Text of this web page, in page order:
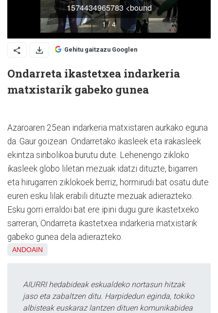
Gehitu gaitzazu Googlen
Ondarreta ikastetxea indarkeria
matxistarik gabeko gunea
Azaroaren 25ean indarkeria matxistaren aurkako eguna
da. Gaur goizean Ondarretako ikasleek eta irakasleek
ekintza sinbolikoa burutu dute. Lehenengo zikloko
ikasleek globo liletan mezuak idatzi dituzte, bigarren
eta hirugarren ziklokoek berriz, hormirudi bat osatu dute
euren esku lilak erabili dituzte mezuak adierazteko.
Esku gorri erraldoi bat ere ipini dugu gure ikastetxeko
sarreran, Ondarreta ikastetxea indarkeria matxistarik
gabeko gunea dela adierazteko.
ANDOAIN
AIURRI hedabideak eskualdeko nortasun hitzak
jaso eta zabaltzen ditu. Harpidedun eginda, tokiko
albisteak euskaraz lantzen dituen komunikabidea